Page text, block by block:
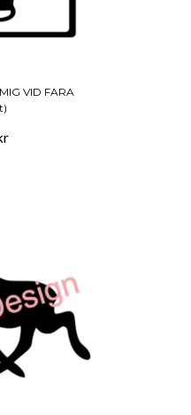
VID FARA